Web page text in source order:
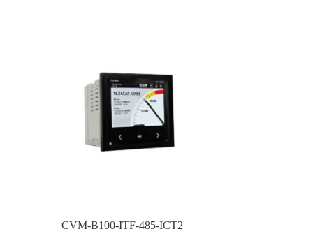
CVM-B100-ITF-485-ICT2